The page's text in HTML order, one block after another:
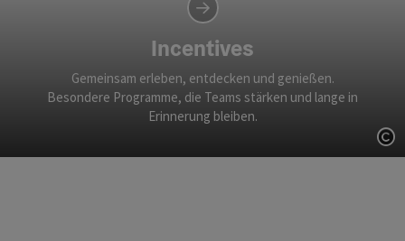
Incentives
Gemeinsam erleben, entdecken und genießen.
Besondere Programme, die Teams stärken und lange in
Erinnerung bleiben.